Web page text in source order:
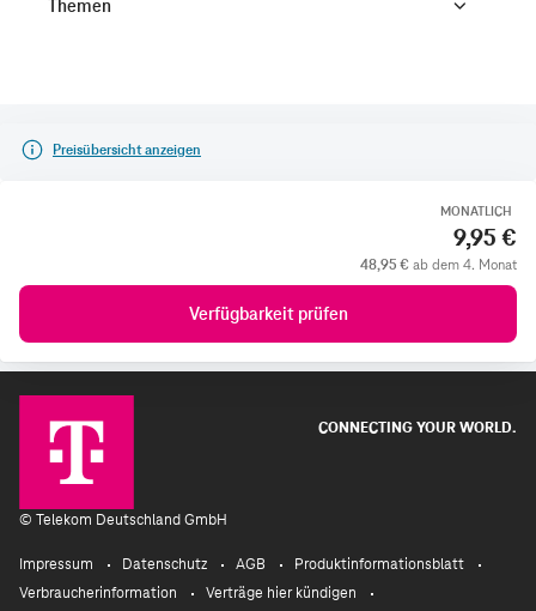
Themen
Preisübersicht anzeigen
MONATLICH
9,95 €
48,95 € ab dem 4. Monat
Verfügbarkeit prüfen
CONNECTING YOUR WORLD.
© Telekom Deutschland GmbH
Impressum Datenschutz AGB
Produktinformationsblatt
Verbraucherinformation
Verträge hier kündigen